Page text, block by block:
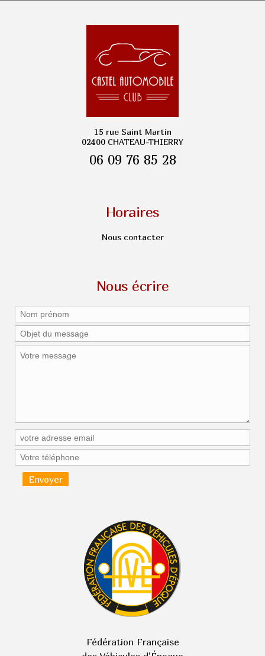
15 rue Saint Martin
02400 CHATEAU-THIERRY
06 09 76 85 28
Horaires
Nous contacter
Nous écrire
Fédération Française